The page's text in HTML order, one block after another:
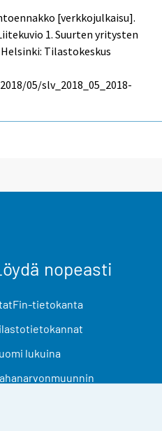
[verkkojulkaisu].
1. Suurten yritysten
Tilastokeskus
05/slv_2018_05_2018-
nopeasti
tietokanta
lukuina